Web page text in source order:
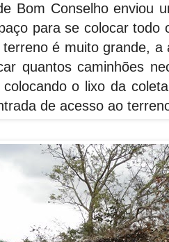
Bom Conselho enviou
para se colocar todo
é muito grande, a
quantos caminhões
o lixo da
de acesso ao